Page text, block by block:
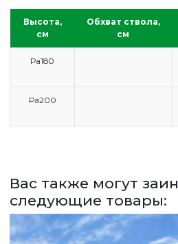
ЗАДАТЬ ВОПРОС
ВЕРНУТСЯ НА ГЛАВНЫЙ
Высота,
см
Обхват ствола,
см
Ра180
Ра200
Вас также могут
следующие товары: